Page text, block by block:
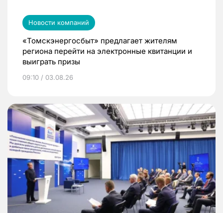
Новости компаний
«Томскэнергосбыт» предлагает жителям
региона перейти на электронные квитанции и
выиграть призы
09:10 / 03.08.26